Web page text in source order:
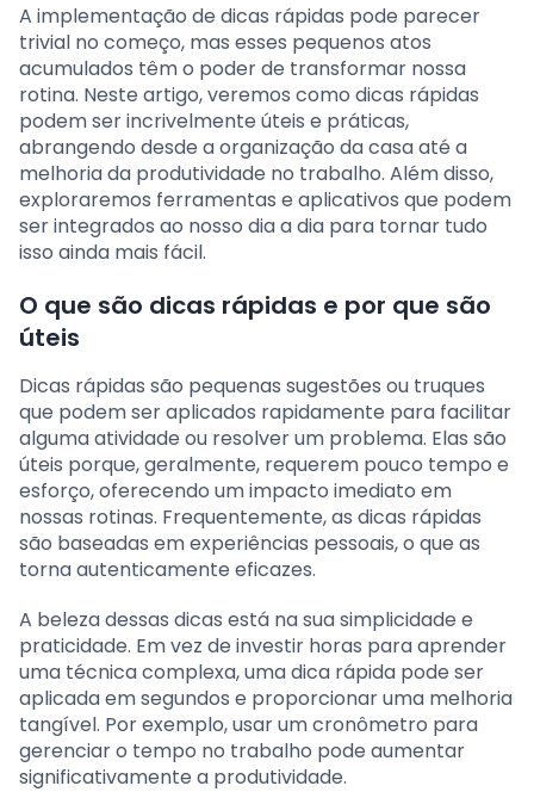
A implementação de dicas rápidas pode parecer
trivial no começo, mas esses pequenos atos
acumulados têm o poder de transformar nossa
rotina. Neste artigo, veremos como dicas rápidas
podem ser incrivelmente úteis e práticas,
abrangendo desde a organização da casa até a
melhoria da produtividade no trabalho. Além disso,
exploraremos ferramentas e aplicativos que podem
ser integrados ao nosso dia a dia para tornar tudo
isso ainda mais fácil.
O que são dicas rápidas e por que são
úteis
Dicas rápidas são pequenas sugestões ou truques
que podem ser aplicados rapidamente para facilitar
alguma atividade ou resolver um problema. Elas são
úteis porque, geralmente, requerem pouco tempo e
esforço, oferecendo um impacto imediato em
nossas rotinas. Frequentemente, as dicas rápidas
são baseadas em experiências pessoais, o que as
torna autenticamente eficazes.
A beleza dessas dicas está na sua simplicidade e
praticidade. Em vez de investir horas para aprender
uma técnica complexa, uma dica rápida pode ser
aplicada em segundos e proporcionar uma melhoria
tangível. Por exemplo, usar um cronômetro para
gerenciar o tempo no trabalho pode aumentar
significativamente a produtividade.